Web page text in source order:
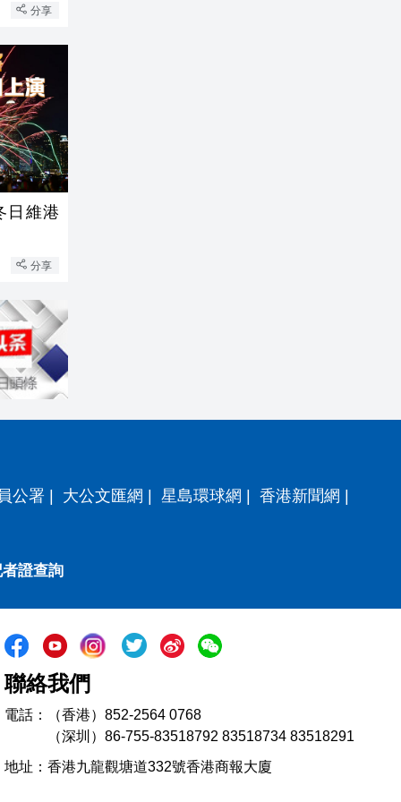
分享
日維港
分享
公署 大公文匯網 星島環球網 香港新聞網
證查詢
聯絡我們
電話：（香港）852-2564 0768
（深圳）86-755-83518792 83518734 83518291
地址：香港九龍觀塘道332號香港商報大廈